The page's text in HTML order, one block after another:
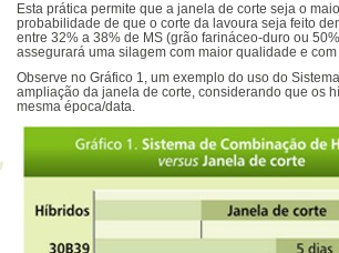
Esta prática permite que a janela de corte seja o
probabilidade de que o corte da lavoura seja feito
entre 32% a 38% de MS (grão farináceo-duro ou
assegurará uma silagem com maior qualidade e
Observe no Gráfico 1, um exemplo do uso do
ampliação da janela de corte, considerando que os
mesma época/data.